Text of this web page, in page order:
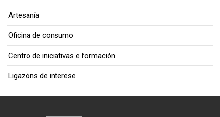
Artesanía
Oficina de consumo
Centro de iniciativas e formación
Ligazóns de interese